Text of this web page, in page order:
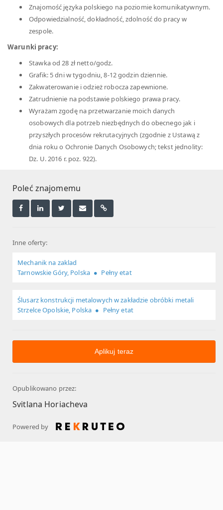
Znajomość języka polskiego na poziomie komunikatywnym.
Odpowiedzialność, dokładność, zdolność do pracy w
zespole.
Warunki pracy:
Stawka od 28 zł netto/godz.
Grafik: 5 dni w tygodniu, 8-12 godzin dziennie.
Zakwaterowanie i odzież robocza zapewnione.
Zatrudnienie na podstawie polskiego prawa pracy.
Wyrażam zgodę na przetwarzanie moich danych
osobowych dla potrzeb niezbędnych do obecnego jak i
przyszłych procesów rekrutacyjnych (zgodnie z Ustawą z
dnia roku o Ochronie Danych Osobowych; tekst jednolity:
Dz. U. 2016 r. poz. 922).
Poleć znajomemu
Inne oferty:
Mechanik na zaklad
Tarnowskie Góry, Polska
Pełny etat
Ślusarz konstrukcji metalowych w zakładzie obróbki metali
Strzelce Opolskie, Polska
Pełny etat
Aplikuj teraz
Opublikowano przez:
Svitlana Horiacheva
Powered by